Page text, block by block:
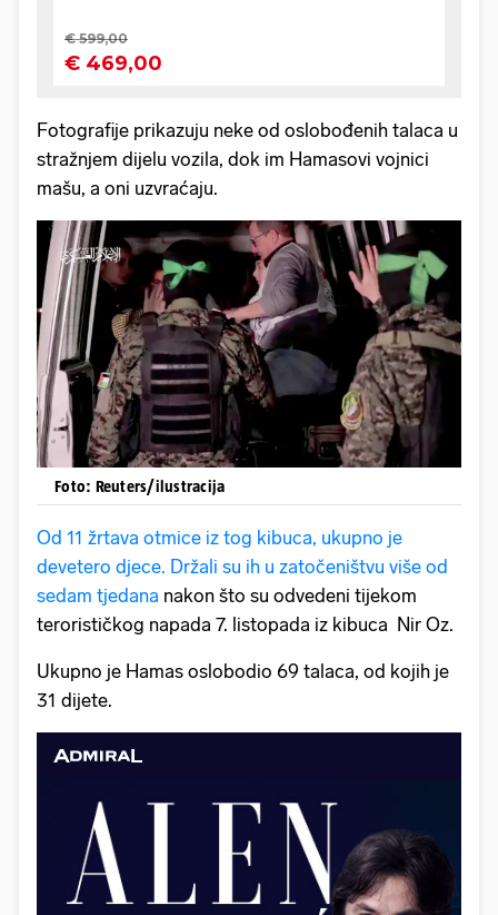
Fotografije prikazuju neke od oslobođenih talaca u
stražnjem dijelu vozila, dok im Hamasovi vojnici
mašu, a oni uzvraćaju.
Foto: Reuters/ilustracija
Od 11 žrtava otmice iz tog kibuca, ukupno je
devetero djece. Držali su ih u zatočeništvu više od
sedam tjedana nakon što su odvedeni tijekom
terorističkog napada 7. listopada iz kibuca Nir Oz.
Ukupno je Hamas oslobodio 69 talaca, od kojih je
31 dijete.